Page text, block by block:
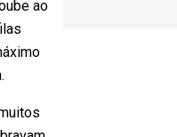
ao